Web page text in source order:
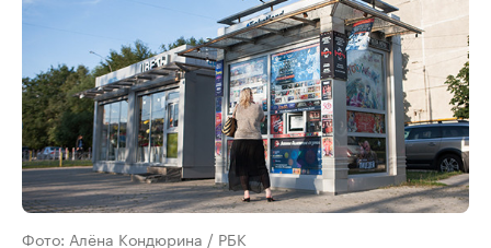
Фото: Алёна Кондюрина / РБК